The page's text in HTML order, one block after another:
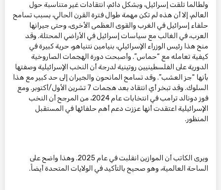
ولطالما تلقت إسرائيل، وبشكل دائم، انتقادات غير متناسبة حول
العالم، إلا أن هذه لم تكن مهمة طوال فترة القرن الحالي، بسبب تسامح
حلفاء إسرائيل في الغرب والقوى العظمى الأخرى، وحتى جيرانها
العرب، في الغالب مع سياسات إسرائيل في الأراضي المحتلة. وقد
منح هذا رئيس الوزراء الإسرائيلي، بنيامين نتنياهو، حرية كبيرة في
كيفية تعامله مع “حماس”. وأصبحت دورة الهجمات الصاروخية
الدورية على الفلسطينيين روتينية لدرجة أن النخب الإسرائيلية وصفتها
بأنها “جز العشب”. وقد تسامح المانحون والجيران إلى حد كبير مع هذا
السلوك. وقد تبخر أي انتقاد بعد هجمات 7 تشرين الأول/أكتوبر. ومع
فوز دونالد ترامب في انتخابات عام 2024، من المرجح أن النخب
الإسرائيلية اعتقدت أنها عززت دعم أهم حلفائها في المستقبل
المنظور.
ويرى الكاتب أن الموازين انقلبت في عام 2025. وهذا واضح على
الساحة العالمية، وهو صحيح بالتأكيد في الولايات المتحدة أيضاً.